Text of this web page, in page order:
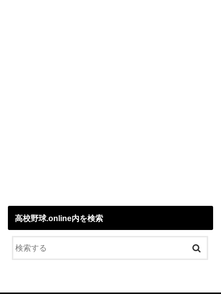
高校野球.online内を検索